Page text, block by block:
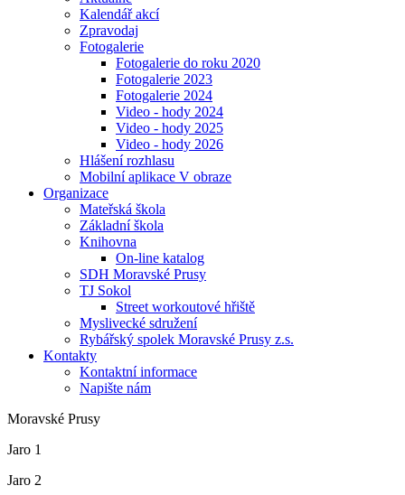
Kalendář akcí
Zpravodaj
Fotogalerie
Fotogalerie do roku 2020
Fotogalerie 2023
Fotogalerie 2024
Video - hody 2024
Video - hody 2025
Video - hody 2026
Hlášení rozhlasu
Mobilní aplikace V obraze
Organizace
Mateřská škola
Základní škola
Knihovna
On-line katalog
SDH Moravské Prusy
TJ Sokol
Street workoutové hřiště
Myslivecké sdružení
Rybářský spolek Moravské Prusy z.s.
Kontakty
Kontaktní informace
Napište nám
Moravské Prusy
Jaro 1
Jaro 2